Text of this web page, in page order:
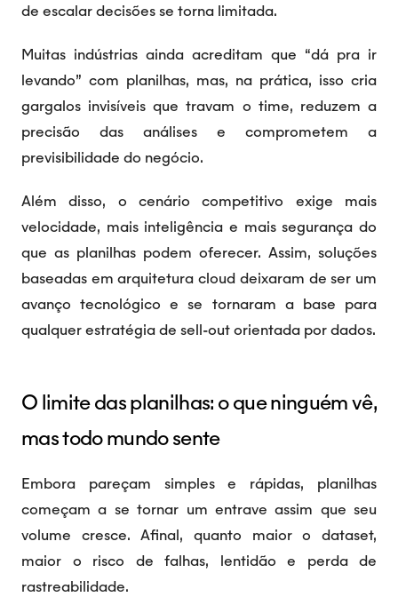
de escalar decisões se torna limitada.
Muitas indústrias ainda acreditam que “dá pra ir
levando” com planilhas, mas, na prática, isso cria
gargalos invisíveis que travam o time, reduzem a
precisão das análises e comprometem a
previsibilidade do negócio.
Além disso, o cenário competitivo exige mais
velocidade, mais inteligência e mais segurança do
que as planilhas podem oferecer. Assim, soluções
baseadas em arquitetura cloud deixaram de ser um
avanço tecnológico e se tornaram a base para
qualquer estratégia de sell-out orientada por dados.
O limite das planilhas: o que ninguém vê,
mas todo mundo sente
Embora pareçam simples e rápidas, planilhas
começam a se tornar um entrave assim que seu
volume cresce. Afinal, quanto maior o dataset,
maior o risco de falhas, lentidão e perda de
rastreabilidade.